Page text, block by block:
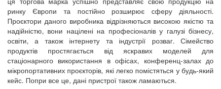
ринку Європи та постійно розширює сферу діяльності.
Проєктори даного виробника відрізняються високою якістю та
надійністю, вони націлені на професіоналів у галузі бізнесу,
освіти, а також інтернету та індустрії розваг. Сімейство
продуктів простягається від яскравих моделей для
стаціонарного використання в офісах, конференц-залах до
мікропортативних проєкторів, які легко помістяться у будь-який
кейс. Попри все це, дані пристрої також ламаються.